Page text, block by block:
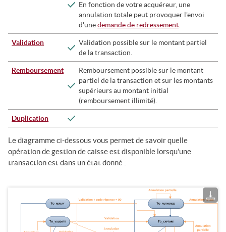
En fonction de votre acquéreur, une
annulation totale peut provoquer l'envoi
d'unedemande de redressement.
Validation
Validation possible sur le montant partiel
de la transaction.
Remboursement
Remboursement possible sur le montant
partiel de la transaction et sur les montants
supérieurs au montant initial
(remboursement illimité).
Duplication
Le diagramme ci-dessous vous permet de savoir quelle
opération de gestion de caisse est disponible lorsqu'une
transaction est dans un état donné :